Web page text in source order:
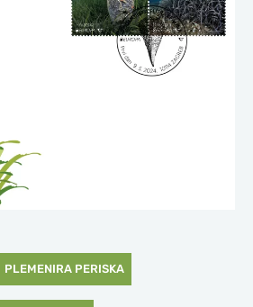
PLEMENIRA PERISKA